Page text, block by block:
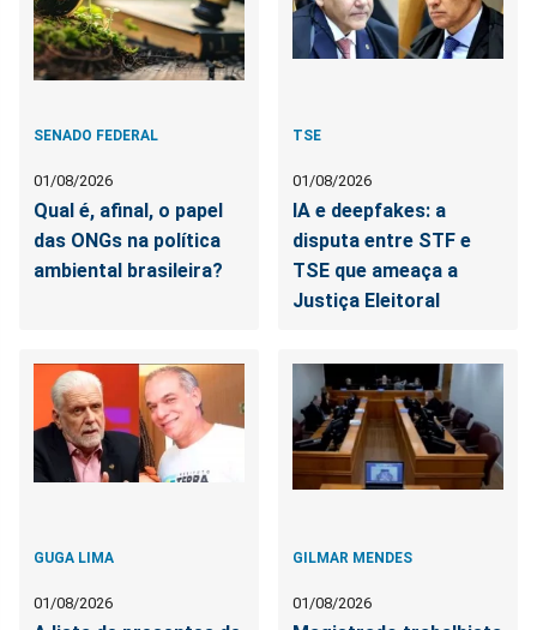
SENADO FEDERAL
01/08/2026
Qual é, afinal, o papel
das ONGs na política
ambiental brasileira?
TSE
01/08/2026
IA e deepfakes: a
disputa entre STF e
TSE que ameaça a
Justiça Eleitoral
GUGA LIMA
01/08/2026
GILMAR MENDES
01/08/2026